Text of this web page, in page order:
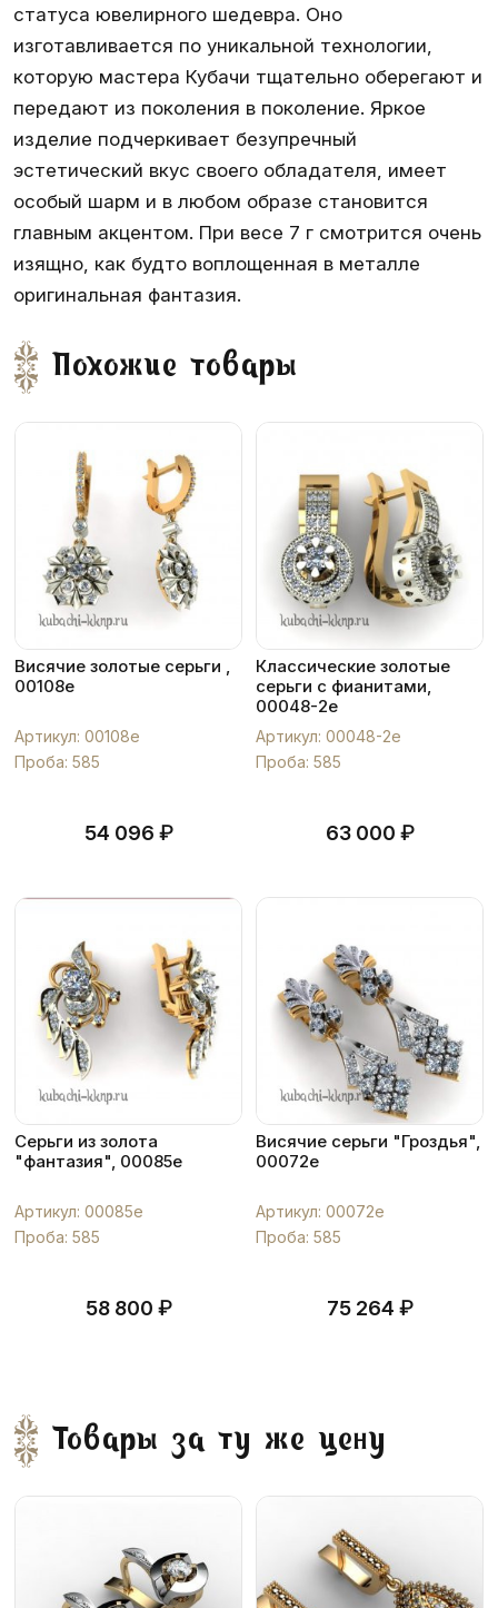
статуса ювелирного шедевра. Оно
изготавливается по уникальной технологии,
которую мастера Кубачи тщательно оберегают и
передают из поколения в поколение. Яркое
изделие подчеркивает безупречный
эстетический вкус своего обладателя, имеет
особый шарм и в любом образе становится
главным акцентом. При весе 7 г смотрится очень
изящно, как будто воплощенная в металле
оригинальная фантазия.
Похожие товары
Висячие золотые серьги ,
00108e
Артикул: 00108e
Проба: 585
54 096 ₽
Классические золотые
серьги с фианитами,
00048-2e
Артикул: 00048-2e
Проба: 585
63 000 ₽
Серьги из золота
"фантазия", 00085e
Артикул: 00085e
Проба: 585
58 800 ₽
Висячие серьги "Гроздья",
00072e
Артикул: 00072e
Проба: 585
75 264 ₽
Товары за ту же цену